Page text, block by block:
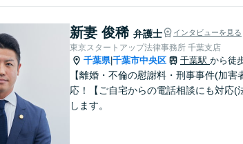
新妻 俊稀 弁護士 インタビューを見る
東京スタートアップ法律事務所 千葉支店
千葉県|千葉市中央区 千葉駅 から徒
【離婚・不倫の慰謝料・刑事事件(加
応！【ご自宅からの電話相談にも対応(
します。